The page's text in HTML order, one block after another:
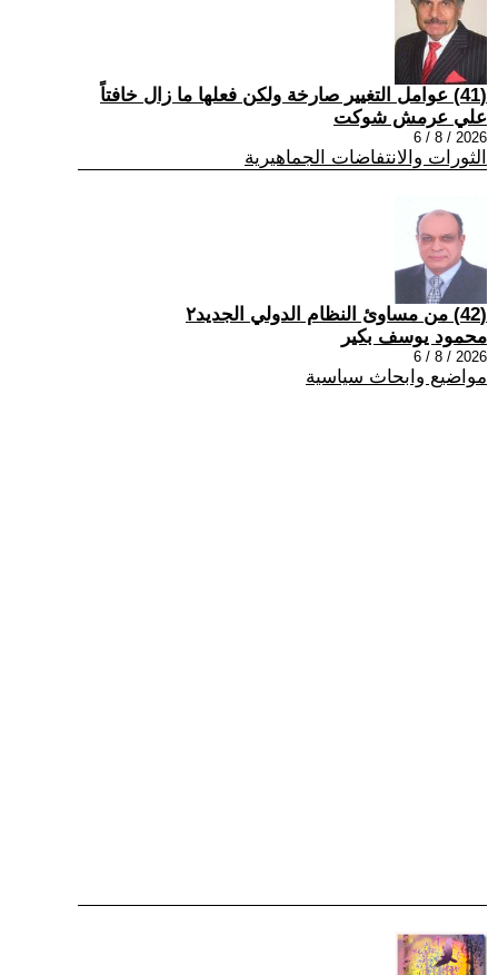
(41) عوامل التغيير صارخة ولكن فعلها ما زال خافتاً
علي عرمش شوكت
2026 / 8 / 6
الثورات والانتفاضات الجماهيرية
(42) من مساوئ النظام الدولي الجديد٢
محمود يوسف بكير
2026 / 8 / 6
مواضيع وابحاث سياسية